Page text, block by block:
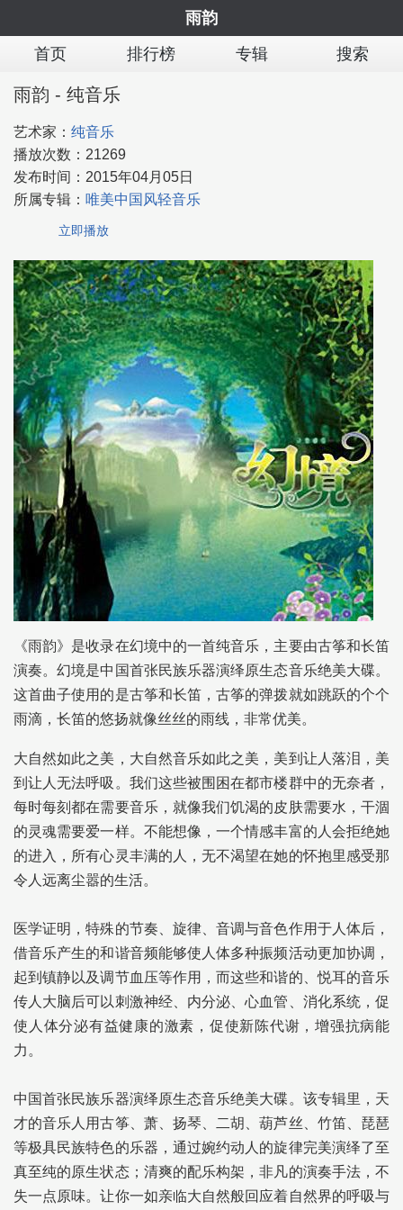
雨韵
首页
排行榜 专辑 搜索
雨韵 - 纯音乐
艺术家： 纯音乐
播放次数： 21269
发布时间： 2015年04月05日
所属专辑： 唯美中国风轻音乐
立即播放
《雨韵》是收录在幻境中的一首纯音乐，主要由古筝和长笛
演奏。幻境是中国首张民族乐器演绎原生态音乐绝美大碟。
这首曲子使用的是古筝和长笛，古筝的弹拨就如跳跃的个个
雨滴，长笛的悠扬就像丝丝的雨线，非常优美。
大自然如此之美，大自然音乐如此之美，美到让人落泪，美
到让人无法呼吸。我们这些被围困在都市楼群中的无奈者，
每时每刻都在需要音乐，就像我们饥渴的皮肤需要水，干涸
的灵魂需要爱一样。不能想像，一个情感丰富的人会拒绝她
的进入，所有心灵丰满的人，无不渴望在她的怀抱里感受那
令人远离尘嚣的生活。
医学证明，特殊的节奏、旋律、音调与音色作用于人体后，
借音乐产生的和谐音频能够使人体多种振频活动更加协调，
起到镇静以及调节血压等作用，而这些和谐的、悦耳的音乐
传人大脑后可以刺激神经、内分泌、心血管、消化系统，促
使人体分泌有益健康的激素，促使新陈代谢，增强抗病能
力。
中国首张民族乐器演绎原生态音乐绝美大碟。该专辑里，天
才的音乐人用古筝、萧、扬琴、二胡、葫芦丝、竹笛、琵琶
等极具民族特色的乐器，通过婉约动人的旋律完美演绎了至
真至纯的原生状态；清爽的配乐构架，非凡的演奏手法，不
失一点原味。让你一如亲临大自然般回应着自然界的呼吸与